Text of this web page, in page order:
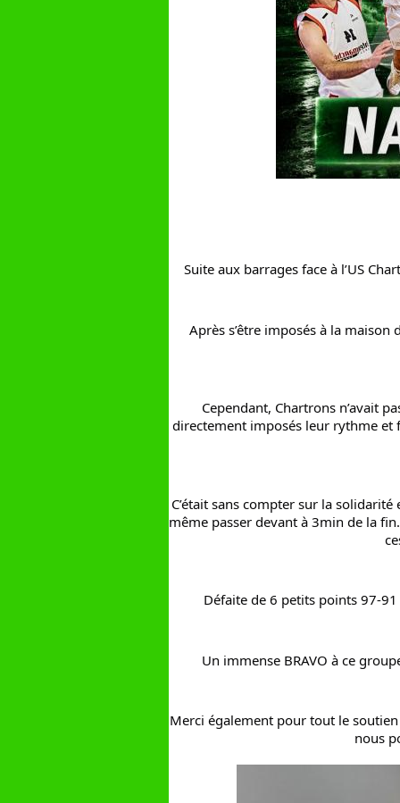
Suite aux barrages face à l’US
Après s’être imposés à la
Cependant, Chartrons n’avait
directement imposés leur rythme et
C’était sans compter sur la
même passer devant à 3min de la
Défaite de 6 petits points 97-
Un immense BRAVO à ce
Merci également pour tout le
nous